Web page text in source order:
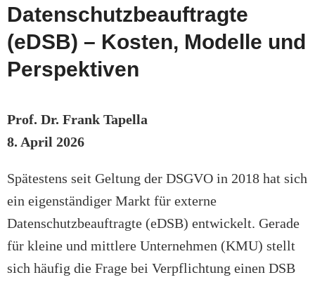
Datenschutzbeauftragte
(eDSB) – Kosten, Modelle und
Perspektiven
Prof. Dr. Frank Tapella
8. April 2026
Spätestens seit Geltung der DSGVO in 2018 hat sich
ein eigenständiger Markt für externe
Datenschutzbeauftragte (eDSB) entwickelt. Gerade
für kleine und mittlere Unternehmen (KMU) stellt
sich häufig die Frage bei Verpflichtung einen DSB